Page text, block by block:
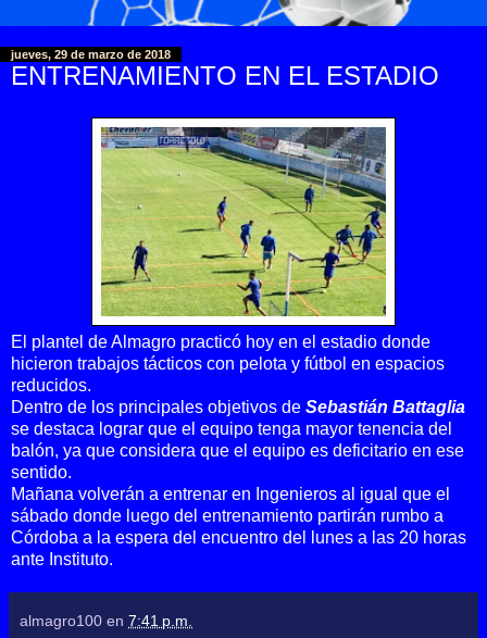
jueves, 29 de marzo de 2018
ENTRENAMIENTO EN EL ESTADIO
El plantel de Almagro practicó hoy en el estadio donde
hicieron trabajos tácticos con pelota y fútbol en espacios
reducidos.
Dentro de los principales objetivos de Sebastián Battaglia
se destaca lograr que el equipo tenga mayor tenencia del
balón, ya que considera que el equipo es deficitario en ese
sentido.
Mañana volverán a entrenar en Ingenieros al igual que el
sábado donde luego del entrenamiento partirán rumbo a
Córdoba a la espera del encuentro del lunes a las 20 horas
ante Instituto.
almagro100 en 7:41 p.m.